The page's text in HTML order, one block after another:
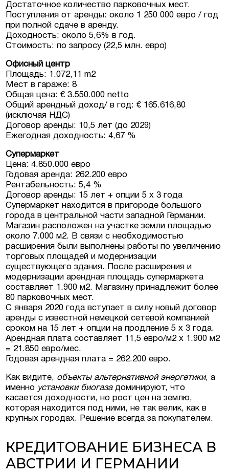
Достаточное количество парковочных мест.
Поступления от аренды: около 1 250 000 евро / год
при полной сдаче в аренду.
Доходность: около 5,6% в год.
Стоимость: по запросу (22,5 млн. евро)
Офисный центр
Площадь: 1.072,11 m2
Мест в гараже: 8
Общая цена: € 3.550.000 netto
Общий арендный доход/ в год: € 165.616,80
(исключая НДС)
Договор аренды: 10,5 лет (до 2029)
Ежегодная доходность: 4,67 %
Супермаркет
Цена: 4.850.000 евро
Годовая аренда: 262.200 евро
Рентабельность: 5,4 %
Договор аренды: 15 лет + опции 5 х 3 года
Супермаркет находится в пригороде большого
города в центральной части западной Германии.
Магазин расположен на участке земли площадью
около 7.000 м2. В связи с необходимостью
расширения были выполнены работы по увеличению
торговых площадей и модернизации
существующего здания. После расширения и
модернизации арендная площадь супермаркета
составляет 1.900 м2. Магазину принадлежит более
80 парковочных мест.
С января 2020 года вступает в силу новый договор
аренды с известной немецкой сетевой компанией
сроком на 15 лет + опции на продление 5 х 3 года.
Арендная плата составляет 11,5 евро/м2 х 1.900 м2
= 21.850 евро/мес.
Годовая арендная плата = 262.200 евро.
Как видите, объекты альтернативной энергетики, а
именно установки биогаза доминируют, что
касается доходности, но рост цен на землю,
которая находится под ними, не так велик, как в
крупных городах. Решение всегда за покупателем.
КРЕДИТОВАНИЕ БИЗНЕСА В
АВСТРИИ И ГЕРМАНИИ